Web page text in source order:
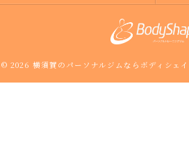
© 2026 横須賀のパーソナルジムならボディシ